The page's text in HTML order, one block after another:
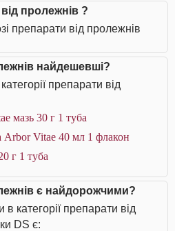
пролежнів ?
препарати від пролежнів
найдешевші?
препарати від
мазь 30 г 1 туба
Arbor Vitae 40 мл 1 флакон
г 1 туба
є найдорожчими?
категорії препарати від
DS є: